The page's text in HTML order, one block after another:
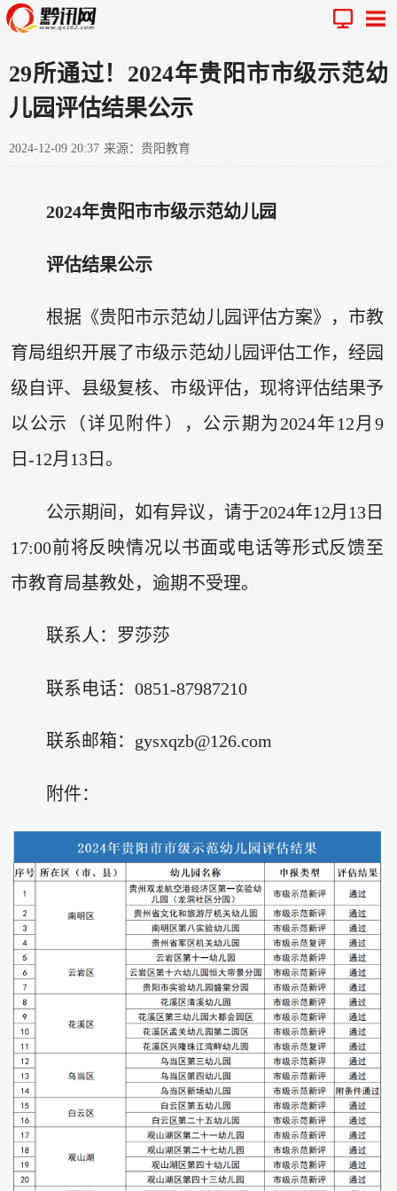
29所通过！2024年贵阳市市级示范幼
儿园评估结果公示
2024-12-09 20:37 来源：贵阳教育
2024年贵阳市市级示范幼儿园
评估结果公示
根据《贵阳市示范幼儿园评估方案》，市教
育局组织开展了市级示范幼儿园评估工作，经园
级自评、县级复核、市级评估，现将评估结果予
以公示（详见附件），公示期为2024年12月9
日-12月13日。
公示期间，如有异议，请于2024年12月13日
17:00前将反映情况以书面或电话等形式反馈至
市教育局基教处，逾期不受理。
联系人：罗莎莎
联系电话：0851-87987210
联系邮箱：gysxqzb@126.com
附件：